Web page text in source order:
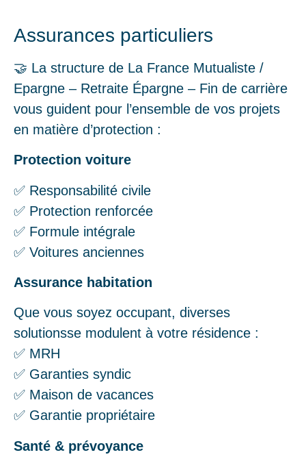
Assurances particuliers
🤝 La structure de La France Mutualiste /
Epargne – Retraite Épargne – Fin de carrière
vous guident pour l’ensemble de vos projets
en matière d’protection :
Protection voiture
✅ Responsabilité civile
✅ Protection renforcée
✅ Formule intégrale
✅ Voitures anciennes
Assurance habitation
Que vous soyez occupant, diverses
solutionsse modulent à votre résidence :
✅ MRH
✅ Garanties syndic
✅ Maison de vacances
✅ Garantie propriétaire
Santé & prévoyance